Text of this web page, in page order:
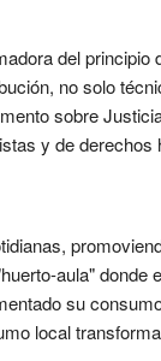
del
no solo
sobre
y de
aula" donde
su
local